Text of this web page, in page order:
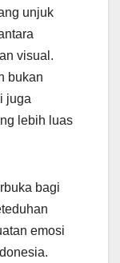
unjuk
visual.
bukan
juga
lebih luas
bagi
emosi